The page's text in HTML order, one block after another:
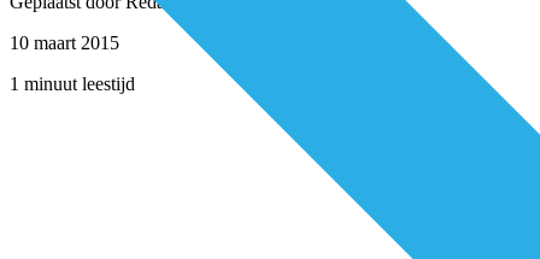
10 maart 2015
1 minuut leestijd